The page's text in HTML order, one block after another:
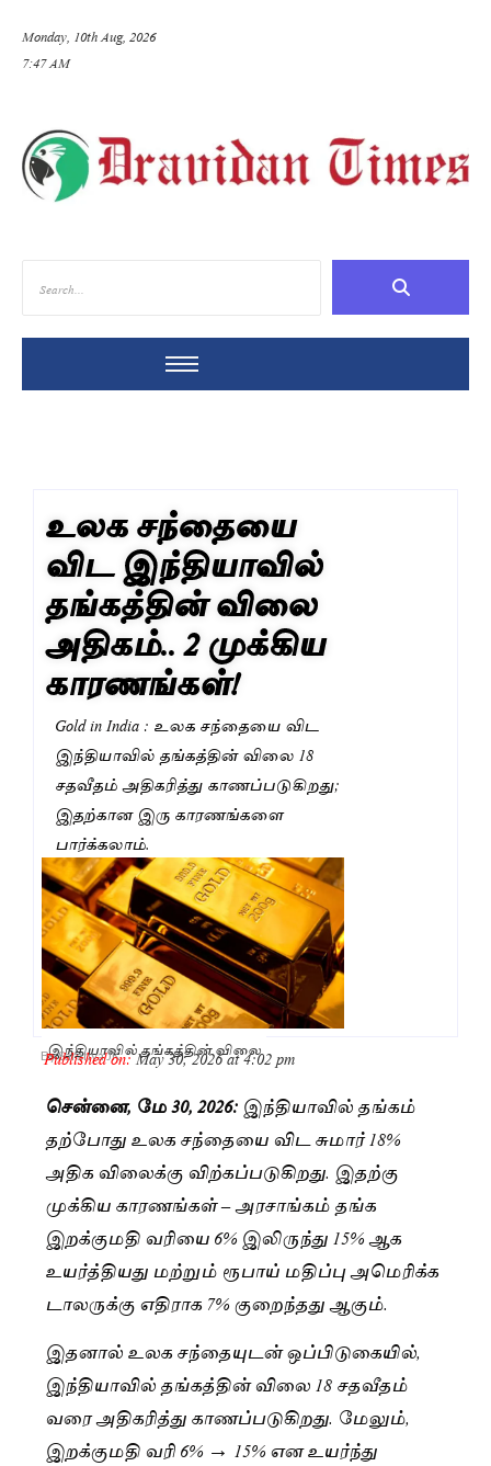
Monday, 10th Aug, 2026
7:47 AM
உலக சந்தையை
விட இந்தியாவில்
தங்கத்தின் விலை
அதிகம்.. 2 முக்கிய
காரணங்கள்!
Gold in India : உலக சந்தையை விட
இந்தியாவில் தங்கத்தின் விலை 18
சதவீதம் அதிகரித்து காணப்படுகிறது;
இதற்கான இரு காரணங்களை
பார்க்கலாம்.
இந்தியாவில் தங்கத்தின் விலை
BySaranya JK
Published on:May 30, 2026 at 4:02 pm
சென்னை, மே 30, 2026: இந்தியாவில் தங்கம்
தற்போது உலக சந்தையை விட சுமார் 18%
அதிக விலைக்கு விற்கப்படுகிறது. இதற்கு
முக்கிய காரணங்கள் – அரசாங்கம் தங்க
இறக்குமதி வரியை 6% இலிருந்து 15% ஆக
உயர்த்தியது மற்றும் ரூபாய் மதிப்பு அமெரிக்க
டாலருக்கு எதிராக 7% குறைந்தது ஆகும்.
இதனால் உலக சந்தையுடன் ஒப்பிடுகையில்,
இந்தியாவில் தங்கத்தின் விலை 18 சதவீதம்
வரை அதிகரித்து காணப்படுகிறது. மேலும்,
இறக்குமதி வரி 6% → 15% என உயர்ந்து